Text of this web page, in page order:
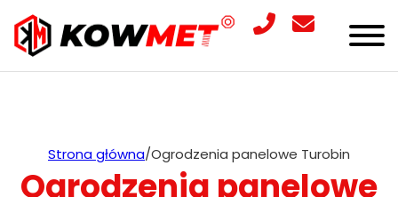
Strona główna/Ogrodzenia panelowe Turobin
Ogrodzenia panelowe